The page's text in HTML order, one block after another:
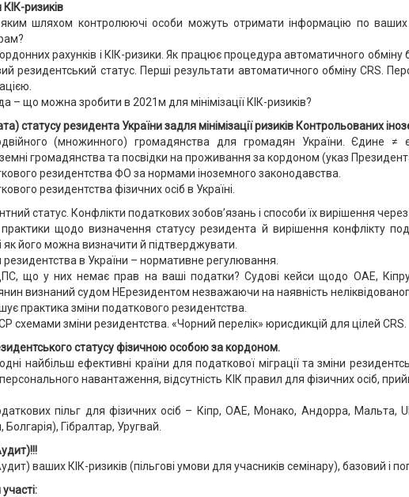
ризиків
шляхом контролюючі особи можуть отримати інформацію по ваших
рахунків і КІК-ризики. Як працює процедура автоматичного
резидентський статус. Перші результати автоматичного обміну CRS.
– що можна зробити в 2021м для мінімізації КІК-ризиків?
статусу резидента України задля мінімізації ризиків Контрольованих
(множинного) громадянства для громадян України. Єдине
громадянства та посвідки на проживання за кордоном (указ
резидентства ФО за нормами іноземного законодавства.
резидентства фізичних осіб в Україні.
статус. Конфлікти податкових зобов’язань і способи їх вирішення
щодо визначення статусу резидента й вирішення конфлікту
як його можна визначити й підтверджувати.
в України – нормативне регулювання.
що у них немає прав на ваші податки? Судові кейси щодо ОАЕ, Кіпру,
визнаний судом НЕрезидентом незважаючи на наявність
практика зміни податкового резидентства.
схемами зміни резидентства. «Чорний перелік» юрисдикцій для цілей СRS.
статусу фізичною особою за кордоном.
найбільш ефективні країни для податкової міграції та зміни
навантаження, відсутність КІК правил для фізичних осіб,
пільг для фізичних осіб – Кіпр, ОАЕ, Монако, Андорра, Мальта,
Гібралтар, Уругвай.
ваших КІК-ризиків (пільгові умови для учасників семінару), базовий і